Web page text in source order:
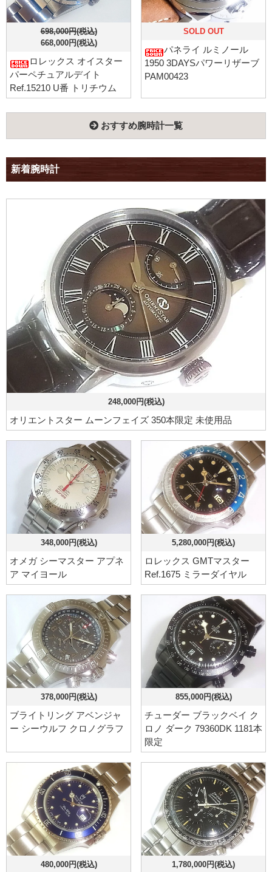
698,000円(税込)
668,000円(税込)
ロレックス オイスター
パーペチュアルデイト
Ref.15210 U番 トリチウム
SOLD OUT
パネライ ルミノール
1950 3DAYSパワーリザーブ
PAM00423
おすすめ腕時計一覧
新着腕時計
248,000円(税込)
オリエントスター ムーンフェイズ 350本限定 未使用品
348,000円(税込)
オメガ シーマスター アプネ
ア マイヨール
5,280,000円(税込)
ロレックス GMTマスター
Ref.1675 ミラーダイヤル
378,000円(税込)
ブライトリング アベンジャ
ー シーウルフ クロノグラフ
855,000円(税込)
チューダー ブラックベイ ク
ロノ ダーク 79360DK 1181本
限定
480,000円(税込) 1,780,000円(税込)